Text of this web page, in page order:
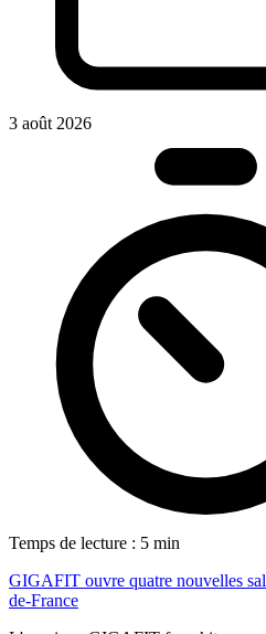
3 août 2026
Temps de lecture : 5 min
GIGAFIT ouvre quatre nouvelles
de-France